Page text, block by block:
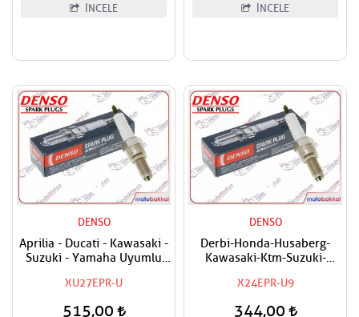
İNCELE İNCELE
DENSO
Aprilia - Ducati - Kawasaki -
Suzuki - Yamaha Uyumlu
XU27EPR-U
515,00
DENSO
Derbi-Honda-Husaberg-
Kawasaki-Ktm-Suzuki-
Denso Buji
X24EPR-U9
344,00